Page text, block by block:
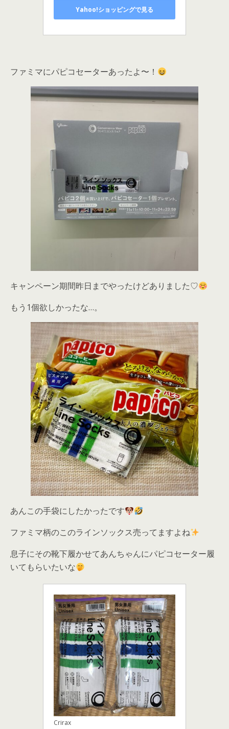
Yahoo!ショッピングで見る
ファミマにパピコセーターあったよ〜！
キャンペーン期間昨日までやったけどありました♡
もう1個欲しかったな…。
あんこの手袋にしたかったです
ファミマ柄のこのラインソックス売ってますよね
息子にその靴下履かせてあんちゃんにパピコセーター履
いてもらいたいな
Crirax